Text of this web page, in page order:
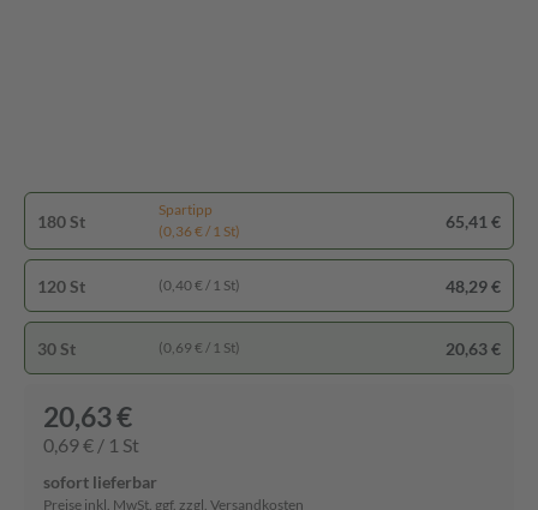
180 St
Spartipp
(0,36 € / 1 St)
65,41 €
120 St (0,40 € / 1 St) 48,29 €
30 St (0,69 € / 1 St) 20,63 €
20,63 €
0,69 € / 1 St
sofort lieferbar
Preise inkl. MwSt. ggf. zzgl. Versandkosten